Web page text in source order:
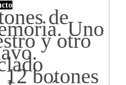
deUno
y otro
botones